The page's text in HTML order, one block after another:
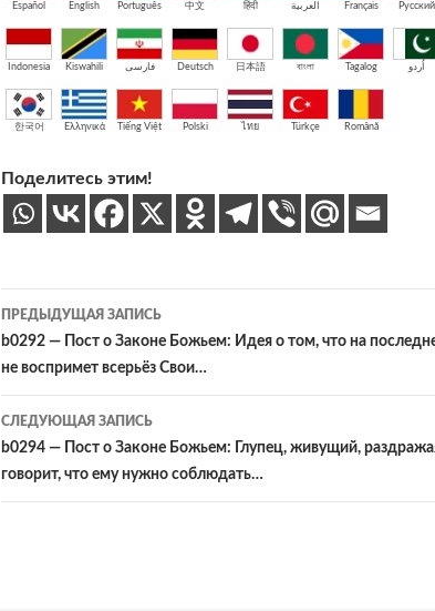
Español English Português 中文 हिंदी العربية Français Русский
Indonesia Kiswahili فارسی Deutsch 日本語 বাংলা Tagalog اُردو
한국어 Ελληνικά Tiếng Việt Polski ไทย Türkçe Română
Поделитесь этим!
Навигация
по
записям
ПРЕДЫДУЩАЯ ЗАПИСЬ
b0292 — Пост о Законе Божьем: Идея о том, что на
не воспримет всерьёз Свои…
СЛЕДУЮЩАЯ ЗАПИСЬ
b0294 — Пост о Законе Божьем: Глупец, живущий,
говорит, что ему нужно соблюдать…